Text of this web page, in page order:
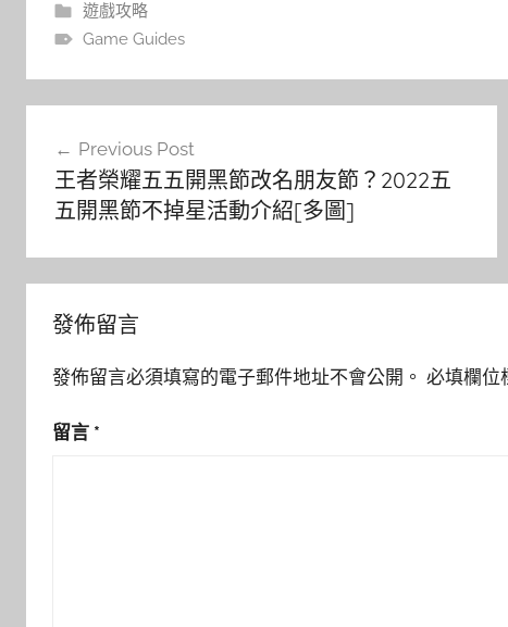
遊戲攻略
Game Guides
Previous Post
王者榮耀五五開黑節改名朋友節？2022五
五開黑節不掉星活動介紹[多圖]
發佈留言
發佈留言必須填寫的電子郵件地址不會公開。 必填欄位
留言 *